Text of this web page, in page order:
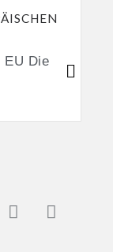
EU Die